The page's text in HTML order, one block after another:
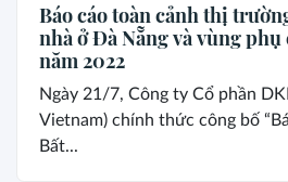
Báo cáo toàn cảnh thị
nhà ở Đà Nẵng và vùng phụ
năm 2022
Ngày 21/7, Công ty Cổ phần
Vietnam) chính thức công bố
Bất...